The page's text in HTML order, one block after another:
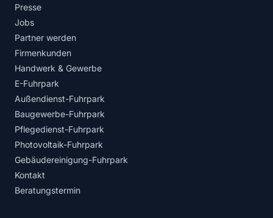
Presse
Jobs
Partner werden
Firmenkunden
Handwerk & Gewerbe
E-Fuhrpark
Außendienst-Fuhrpark
Baugewerbe-Fuhrpark
Pflegedienst-Fuhrpark
Photovoltaik-Fuhrpark
Gebäudereinigung-Fuhrpark
Kontakt
Beratungstermin